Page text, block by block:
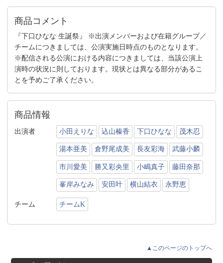
商品コメント
『下口ひなな 生誕祭』 ※出演メンバーおよび在籍グループ／
チームにつきましては、公演実施日時点のものとなります。
※配信される公演における内容につきましては、当該公演上
演時の状況に則しております。現状とは異なる部分があるこ
とを予めご了承ください。
商品情報
出演者 小田えりな 込山榛香 下口ひなな 茂木忍
湯本亜美 倉野尾成美 長友彩海 武藤小麟
市川愛美 勝又彩央里 小嶋真子 藤田奈那
峯岸みなみ 安田叶 横山結衣 永野恵
チーム チームK
▲このページのトップへ